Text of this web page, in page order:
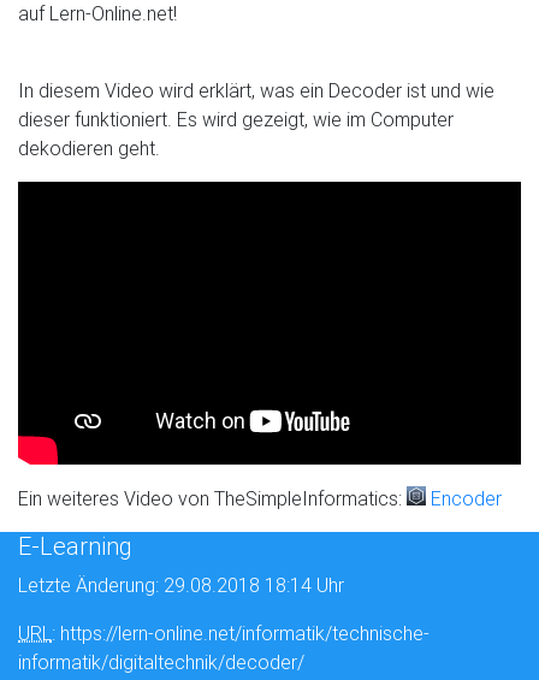
auf Lern-Online.net!
In diesem Video wird erklärt, was ein Decoder ist und wie
dieser funktioniert. Es wird gezeigt, wie im Computer
dekodieren geht.
Ein weiteres Video von TheSimpleInformatics: Encoder
E-Learning
Letzte Änderung: 29.08.2018 18:14 Uhr
URL: https://lern-online.net/informatik/technische-
informatik/digitaltechnik/decoder/